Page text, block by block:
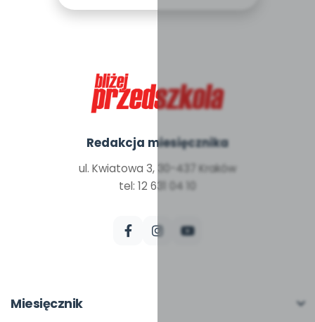
Redakcja miesięcznika
ul. Kwiatowa 3, 30-437 Kraków
tel: 12 631 04 10
Miesięcznik